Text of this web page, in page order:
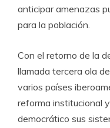
anticipar amenazas
para la población.
Con el retorno de la
llamada tercera ola
varios países
reforma institucional
democrático sus